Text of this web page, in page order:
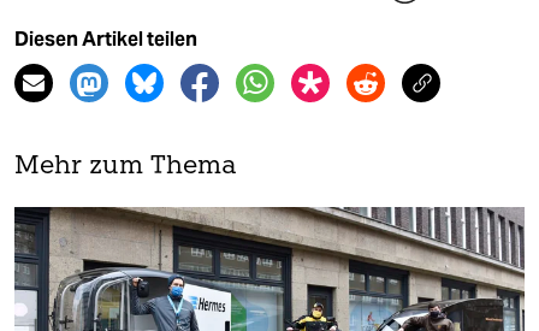
Diesen Artikel teilen
Mehr zum Thema